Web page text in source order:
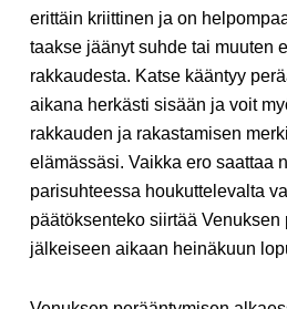
erittäin kriittinen ja on
taakse jäänyt suhde tai muuten
rakkaudesta. Katse kääntyy
aikana herkästi sisään ja voit
rakkauden ja rakastamisen
elämässäsi. Vaikka ero saattaa
parisuhteessa houkuttelevalta
päätöksenteko siirtää Venuksen
jälkeiseen aikaan heinäkuun